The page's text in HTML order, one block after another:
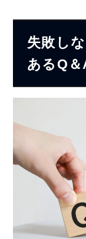
失敗し
あるQ＆